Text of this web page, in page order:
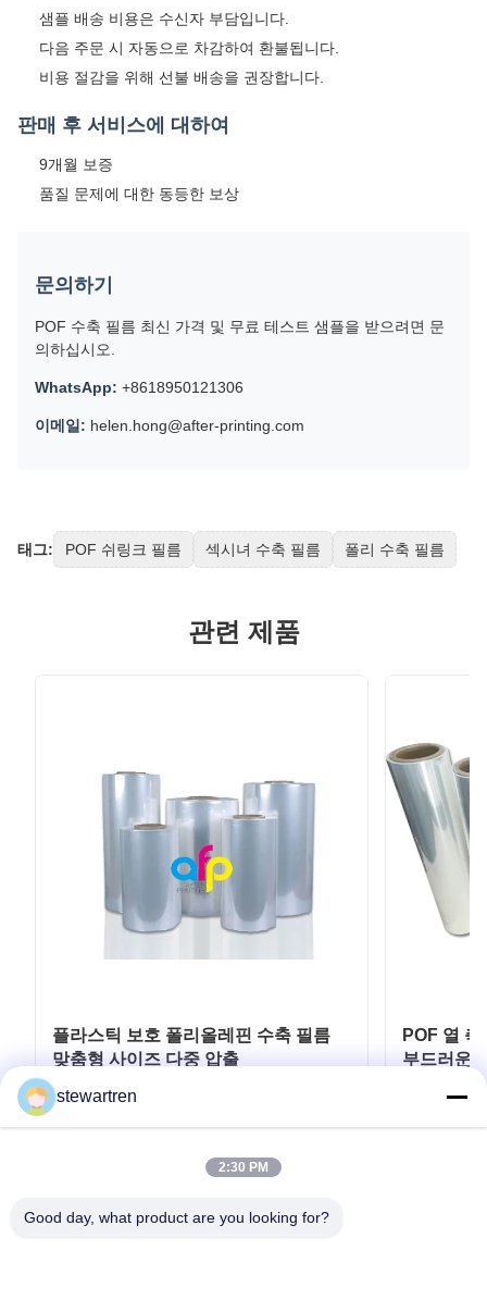
샘플 배송 비용은 수신자 부담입니다.
다음 주문 시 자동으로 차감하여 환불됩니다.
비용 절감을 위해 선불 배송을 권장합니다.
판매 후 서비스에 대하여
9개월 보증
품질 문제에 대한 동등한 보상
문의하기
POF 수축 필름 최신 가격 및 무료 테스트 샘플을 받으려면 문
의하십시오.
WhatsApp: +8618950121306
이메일: helen.hong@after-printing.com
태그: POF 쉬링크 필름 섹시녀 수축 필름 폴리 수축 필름
관련 제품
플라스틱 보호 폴리올레핀 수축 필름
맞춤형 사이즈 다중 압출
POF 열
부드러운
stewartren
2:30 PM
Good day, what product are you looking for?